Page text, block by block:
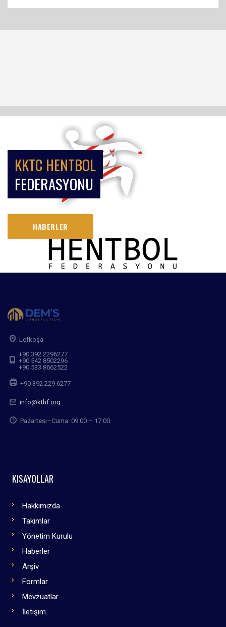
KKTC HENTBOL
FEDERASYONU
HABERLER
Lefkoşa
+90 392 2296277
+90 542 8502296
+90 533 8662522
+90 392 229 6277
info@kthf.org
Pazartesi–Cuma: 09:00 – 17:00
KISAYOLLAR
Hakkımızda
Takımlar
Yönetim Kurulu
Haberler
Arşiv
Formlar
Mevzuatlar
İletişim